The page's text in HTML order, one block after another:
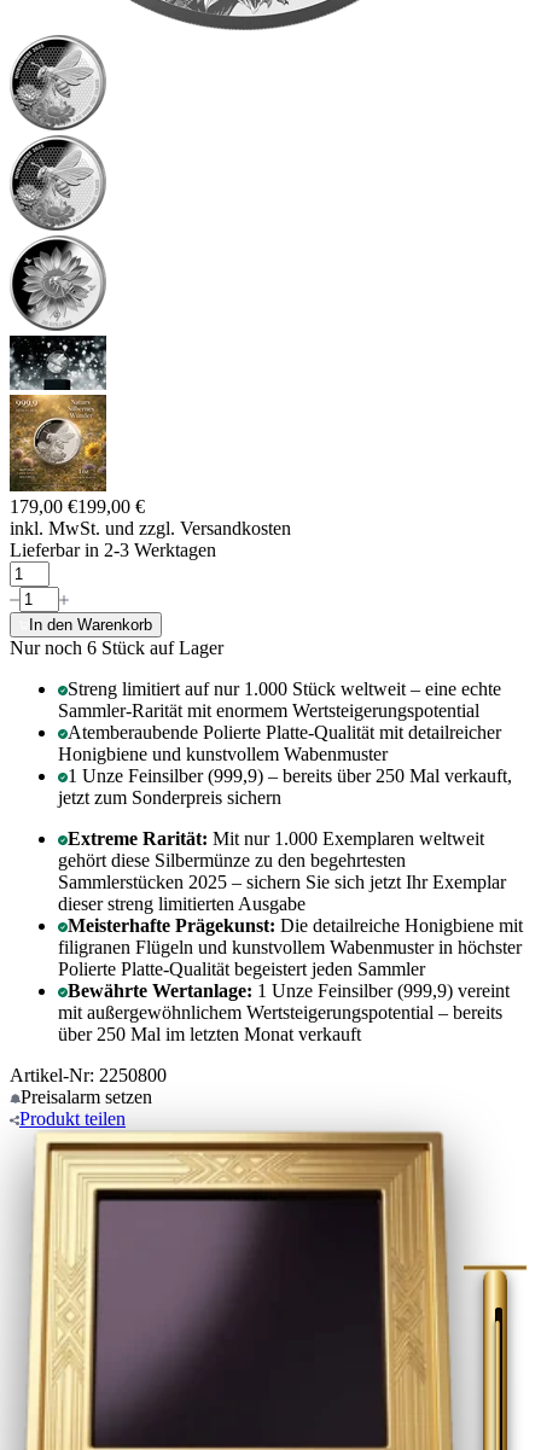
179,00 €199,00 €
inkl. MwSt. und zzgl. Versandkosten
Lieferbar in 2-3 Werktagen
In den Warenkorb
Nur noch 6 Stück auf Lager
Streng limitiert auf nur 1.000 Stück weltweit – eine echte
Sammler-Rarität mit enormem Wertsteigerungspotential
Atemberaubende Polierte Platte-Qualität mit detailreicher
Honigbiene und kunstvollem Wabenmuster
1 Unze Feinsilber (999,9) – bereits über 250 Mal verkauft,
jetzt zum Sonderpreis sichern
Extreme Rarität: Mit nur 1.000 Exemplaren weltweit
gehört diese Silbermünze zu den begehrtesten
Sammlerstücken 2025 – sichern Sie sich jetzt Ihr Exemplar
dieser streng limitierten Ausgabe
Meisterhafte Prägekunst: Die detailreiche Honigbiene mit
filigranen Flügeln und kunstvollem Wabenmuster in höchster
Polierte Platte-Qualität begeistert jeden Sammler
Bewährte Wertanlage: 1 Unze Feinsilber (999,9) vereint
mit außergewöhnlichem Wertsteigerungspotential – bereits
über 250 Mal im letzten Monat verkauft
Artikel-Nr: 2250800
Preisalarm setzen
Produkt teilen